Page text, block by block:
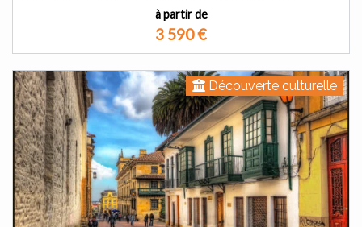
à partir de
3 590€
Découverte culturelle